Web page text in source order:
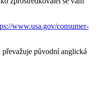
www.usa.gov/consumer-
původní anglická